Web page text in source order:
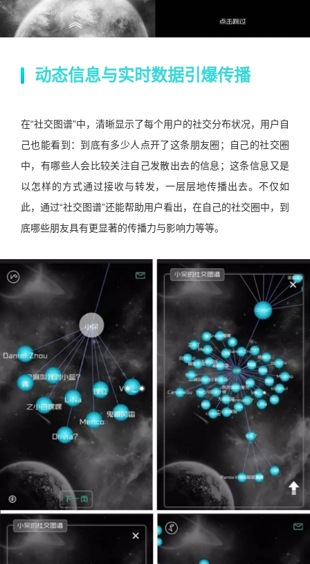
动态信息与实时数据引爆传播
在“社交图谱”中，清晰显示了每个用户的社交分布状况，用户自
己也能看到：到底有多少人点开了这条朋友圈；自己的社交圈
中，有哪些人会比较关注自己发散出去的信息；这条信息又是
以怎样的方式通过接收与转发，一层层地传播出去。不仅如
此，通过“社交图谱”还能帮助用户看出，在自己的社交圈中，到
底哪些朋友具有更显著的传播力与影响力等等。